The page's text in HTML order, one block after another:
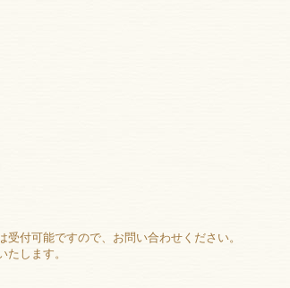
付可能ですので、お問い合わせください。
します。